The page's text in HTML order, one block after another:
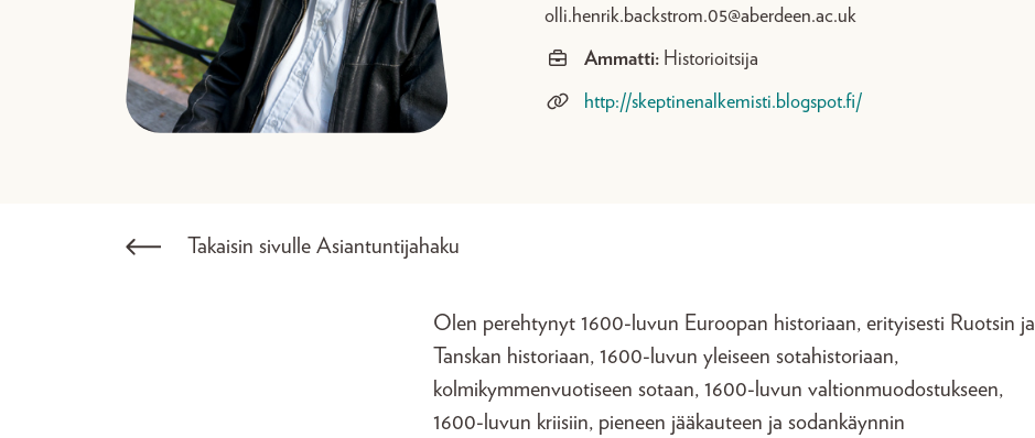
olli.henrik.backstrom.05@aberdeen.ac.uk
Ammatti: Historioitsija
http://skeptinenalkemisti.blogspot.fi/
Takaisin sivulle Asiantuntijahaku
Olen perehtynyt 1600-luvun Euroopan historiaan, erityisesti Ruotsin ja
Tanskan historiaan, 1600-luvun yleiseen sotahistoriaan,
kolmikymmenvuotiseen sotaan, 1600-luvun valtionmuodostukseen,
1600-luvun kriisiin, pieneen jääkauteen ja sodankäynnin